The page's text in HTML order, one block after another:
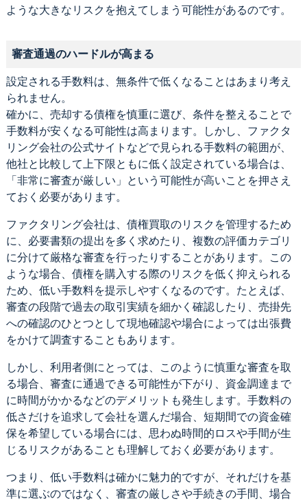
ような大きなリスクを抱えてしまう可能性があるのです。
審査通過のハードルが高まる
設定される手数料は、無条件で低くなることはあまり考え
られません。
確かに、売却する債権を慎重に選び、条件を整えることで
手数料が安くなる可能性は高まります。しかし、ファクタ
リング会社の公式サイトなどで見られる手数料の範囲が、
他社と比較して上下限ともに低く設定されている場合は、
「非常に審査が厳しい」という可能性が高いことを押さえ
ておく必要があります。
ファクタリング会社は、債権買取のリスクを管理するため
に、必要書類の提出を多く求めたり、複数の評価カテゴリ
に分けて厳格な審査を行ったりすることがあります。この
ような場合、債権を購入する際のリスクを低く抑えられる
ため、低い手数料を提示しやすくなるのです。たとえば、
審査の段階で過去の取引実績を細かく確認したり、売掛先
への確認のひとつとして現地確認や場合によっては出張費
をかけて調査することもあります。
しかし、利用者側にとっては、このように慎重な審査を取
る場合、審査に通過できる可能性が下がり、資金調達まで
に時間がかかるなどのデメリットも発生します。手数料の
低さだけを追求して会社を選んだ場合、短期間での資金確
保を希望している場合には、思わぬ時間的ロスや手間が生
じるリスクがあることも理解しておく必要があります。
つまり、低い手数料は確かに魅力的ですが、それだけを基
準に選ぶのではなく、審査の厳しさや手続きの手間、場合